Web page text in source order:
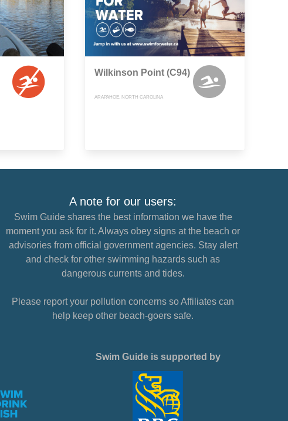
Wilkinson Point (C94)
ARAPAHOE, NORTH CAROLINA
A note for our users:
Swim Guide shares the best information we have the
moment you ask for it. Always obey signs at the beach or
advisories from official government agencies. Stay alert
and check for other swimming hazards such as
dangerous currents and tides.
Please report your pollution concerns so Affiliates can
help keep other beach-goers safe.
Swim Guide is supported by